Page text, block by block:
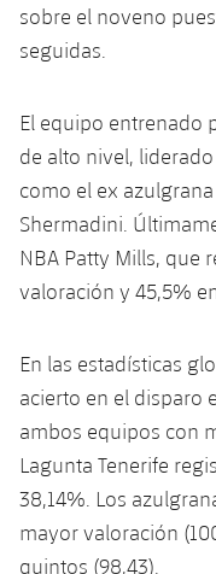
sobre el noveno
seguidas.
El equipo entrenado
de alto nivel,
como el ex
Shermadini.
NBA Patty Mills, que
valoración y 45,5%
En las estadísticas
acierto en el disparo
ambos equipos con
Lagunta Tenerife
38,14%. Los
mayor valoración
quintos (98,43).